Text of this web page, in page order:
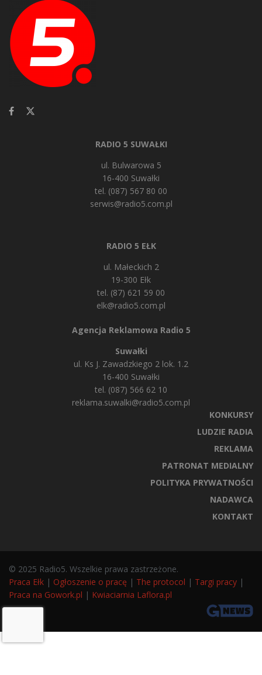
RADIO 5 SUWAŁKI
ul. Bulwarowa 5
16-400 Suwałki
tel. (087) 567 80 00
serwis@radio5.com.pl
RADIO 5 EŁK
ul. Małeckich 2
19-300 Ełk
tel. (87) 621 59 00
elk@radio5.com.pl
Agencja Reklamowa Radio 5
Suwałki
ul. Ks J. Zawadzkiego 2 lok. 1.2
16-400 Suwałki
tel. (087) 566 62 10
reklama.suwalki@radio5.com.pl
KONKURSY
LUDZIE RADIA
REKLAMA
PATRONAT MEDIALNY
POLITYKA PRYWATNOŚCI
NADAWCA
KONTAKT
© 2025 Radio5. Wszelkie prawa zastrzeżone.
Praca Ełk | Ogłoszenie o pracę | The protocol | Targi pracy |
Praca na Gowork.pl | Kwiaciarnia Laflora.pl